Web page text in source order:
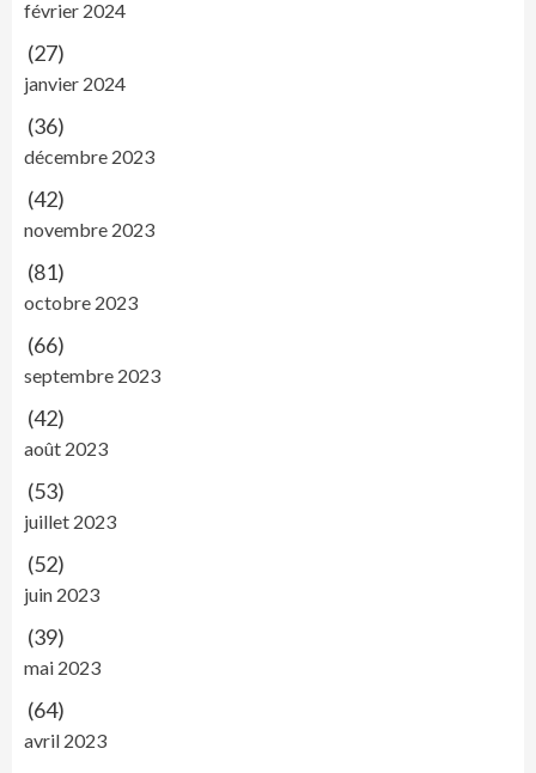
février 2024
(27)
janvier 2024
(36)
décembre 2023
(42)
novembre 2023
(81)
octobre 2023
(66)
septembre 2023
(42)
août 2023
(53)
juillet 2023
(52)
juin 2023
(39)
mai 2023
(64)
avril 2023